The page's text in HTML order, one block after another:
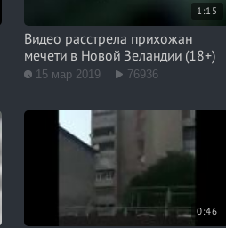
1:15
Видео расстрела прихожан
мечети в Новой Зеландии (18+)
15 мар 2019 76936
0:46